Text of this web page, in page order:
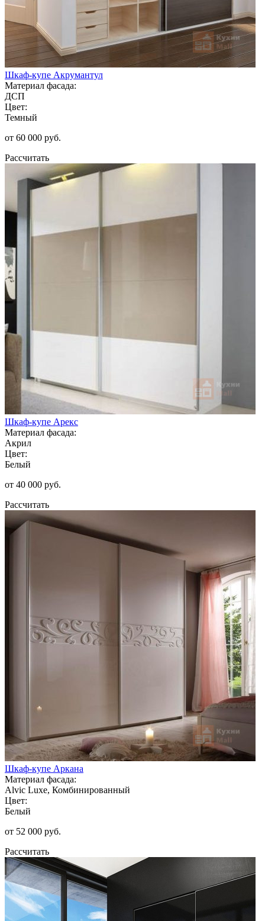
Шкаф-купе Акрумантул
Материал фасада:
ДСП
Цвет:
Темный
от 60 000 руб.
Рассчитать
Шкаф-купе Арекс
Материал фасада:
Акрил
Цвет:
Белый
от 40 000 руб.
Рассчитать
Шкаф-купе Аркана
Материал фасада:
Alvic Luxe, Комбинированный
Цвет:
Белый
от 52 000 руб.
Рассчитать